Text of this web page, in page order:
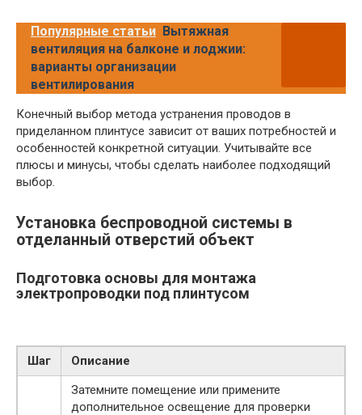
Популярные статьи Вытяжная
вентиляция на балконе и лоджии:
варианты организации
вентилирования
Конечный выбор метода устранения проводов в
приделанном плинтусе зависит от ваших потребностей и
особенностей конкретной ситуации. Учитывайте все
плюсы и минусы, чтобы сделать наиболее подходящий
выбор.
Установка беспроводной системы в
отделанный отверстий объект
Подготовка основы для монтажа
электропроводки под плинтусом
Шаг Описание
Затемните помещение или примените
дополнительное освещение для проверки